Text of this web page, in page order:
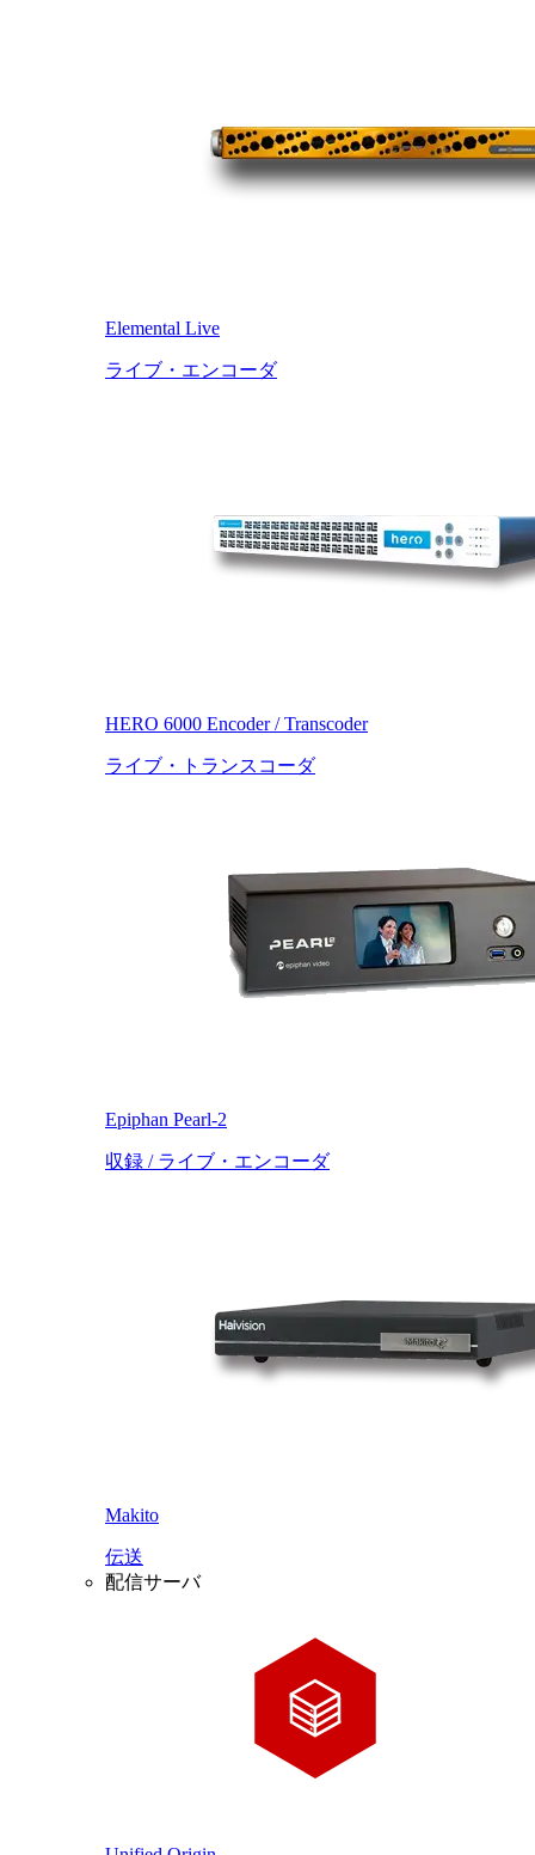
Elemental Live
ライブ・エンコーダ
HERO 6000 Encoder / Transcoder
ライブ・トランスコーダ
Epiphan Pearl-2
収録 / ライブ・エンコーダ
Makito
伝送
配信サーバ